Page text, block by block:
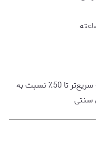
پخت سریع‌تر تا 50٪ نسبت به